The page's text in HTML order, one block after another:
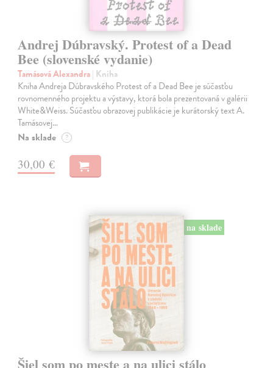
Andrej Dúbravský. Protest of a Dead
Bee (slovenské vydanie)
Tamásová Alexandra| Kniha
Kniha Andreja Dúbravského Protest of a Dead Bee je súčasťou
rovnomenného projektu a výstavy, ktorá bola prezentovaná v galérii
White&Weiss. Súčasťou obrazovej publikácie je kurátorský text A.
Tamásovej…
Na sklade ?
30,00 €
na sklade